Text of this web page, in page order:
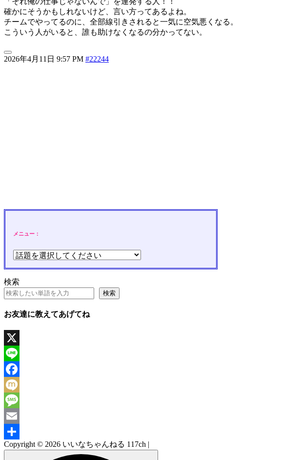
2026年4月11日 9:57 PM #22244
確かにそうかもしれないけど、言い方ってあるよね。
チームでやってるのに、全部線引きされると一気に空気悪くなる。
こういう人がいると、誰も助けなくなるの分かってない。
メニュー：
検索
検索
お友達に教えてあげてね
X
Line
Facebook
Mixi
Message
Email
共
Copyright © 2026 いいなちゃんねる 117ch |